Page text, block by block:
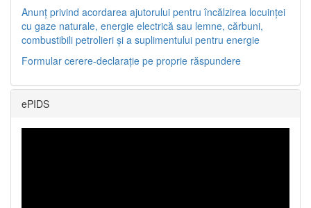
Anunț privind acordarea ajutorului pentru încălzirea locuinței
cu gaze naturale, energie electrică sau lemne, cărbuni,
combustibili petrolieri și a suplimentului pentru energie
Formular cerere-declarație pe proprie răspundere
ePIDS